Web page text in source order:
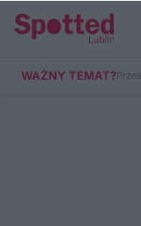
WAŻNY TEMAT?